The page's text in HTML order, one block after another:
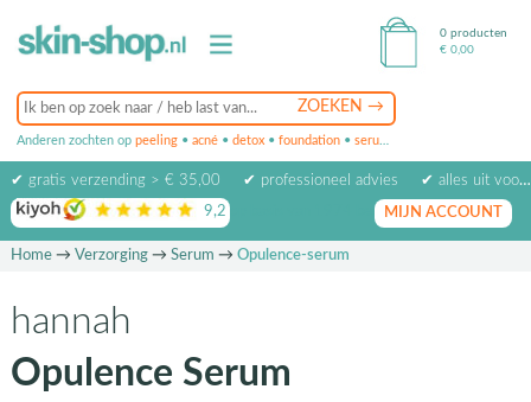
Anderen zochten op peeling • acné • detox • foundation • serum
0 producten
€ 0,00
✔ gratis verzending > € 35,00 ✔ professioneel advies
✔ alles uit voorraad leverbaar
9,2 op basis van beoordelingen
MIJN ACCOUNT
Home→ Verzorging→ Serum → Opulence-serum
hannah
Opulence Serum